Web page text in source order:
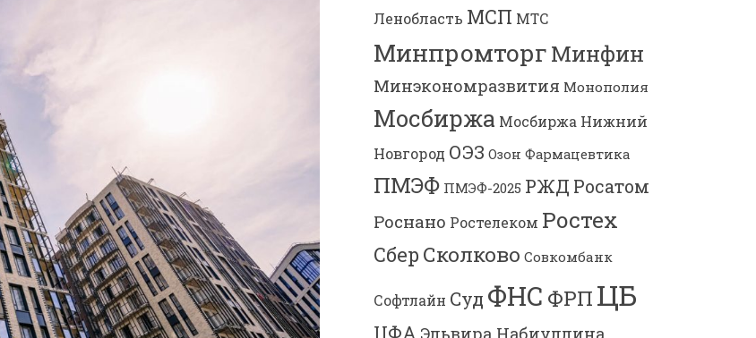
Ленобласть МСП МТС
МинпромторгМинфин
Минэкономразвития Монополия
Мосбиржа Мосбиржа Нижний
Новгород ОЭЗ Озон Фармацевтика
ПМЭФ ПМЭФ-2025 РЖД Росатом
Роснано Ростелеком Ростех
Сбер Сколково Совкомбанк
Софтлайн Суд ФНС ФРП ЦБ
ЦФА